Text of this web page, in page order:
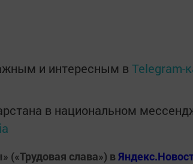
и интересным в Telegram-
в национальном
(«Трудовая слава») в